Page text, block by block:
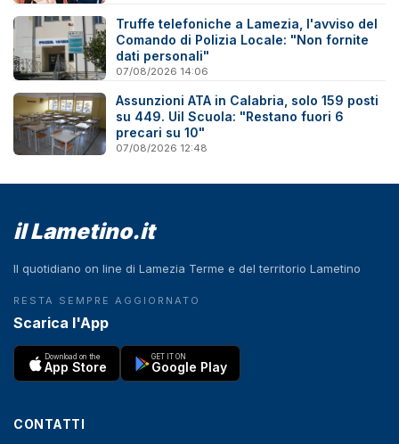
Truffe telefoniche a Lamezia, l'avviso del
Comando di Polizia Locale: "Non fornite
dati personali"
07/08/2026 14:06
Assunzioni ATA in Calabria, solo 159 posti
su 449. Uil Scuola: "Restano fuori 6
precari su 10"
07/08/2026 12:48
il Lametino.it
Il quotidiano on line di Lamezia Terme e del territorio Lametino
RESTA SEMPRE AGGIORNATO
Scarica l'App
Download on the
App Store
GET IT ON
Google Play
CONTATTI